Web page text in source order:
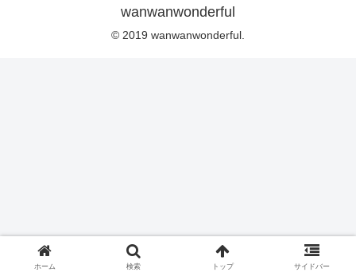
wanwanwonderful
© 2019 wanwanwonderful.
ホーム 検索 トップ サイドバー